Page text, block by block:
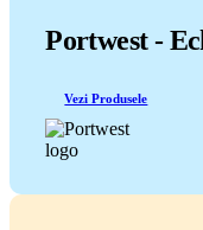
Portwest -
Vezi Produsele